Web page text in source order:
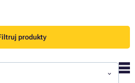
produkty